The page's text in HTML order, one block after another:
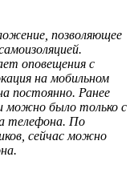
позволяющее
оповещения с
на мобильном
постоянно. Ранее
можно было только с
телефона. По
сейчас можно